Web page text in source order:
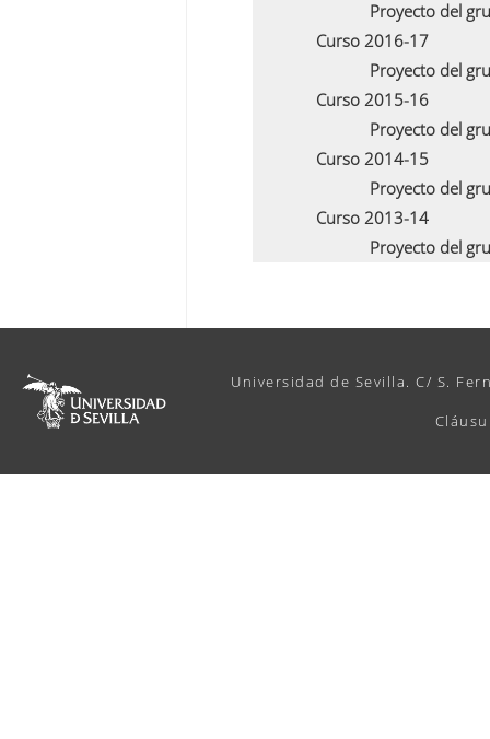
Proyecto del
Curso 2016-17
Proyecto del
Curso 2015-16
Proyecto del
Curso 2014-15
Proyecto del
Curso 2013-14
Proyecto del
Universidad de Sevilla. C/ S.